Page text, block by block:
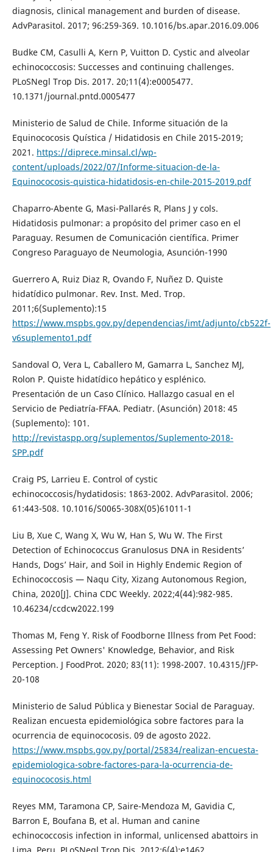
diagnosis, clinical management and burden of disease.
AdvParasitol. 2017; 96:259-369. 10.1016/bs.apar.2016.09.006
Budke CM, Casulli A, Kern P, Vuitton D. Cystic and alveolar
echinococcosis: Successes and continuing challenges.
PLoSNegl Trop Dis. 2017. 20;11(4):e0005477.
10.1371/journal.pntd.0005477
Ministerio de Salud de Chile. Informe situación de la
Equinococosis Quística / Hidatidosis en Chile 2015-2019;
2021. https://diprece.minsal.cl/wp-
content/uploads/2022/07/Informe-situacion-de-la-
Equinococosis-quistica-hidatidosis-en-chile-2015-2019.pdf
Chaparro-Abente G, Masi-Pallarés R, Plans J y cols.
Hidatidosis pulmonar: a propósito del primer caso en el
Paraguay. Resumen de Comunicación científica. Primer
Congreso Paraguayo de Neumologia, Asunción-1990
Guerrero A, Ruiz Diaz R, Ovando F, Nuñez D. Quiste
hidatídico pulmonar. Rev. Inst. Med. Trop.
2011;6(Suplemento):15
https://www.mspbs.gov.py/dependencias/imt/adjunto/cb522f-
v6suplemento1.pdf
Sandoval O, Vera L, Caballero M, Gamarra L, Sanchez MJ,
Rolon P. Quiste hidatídico hepático y esplénico.
Presentación de un Caso Clínico. Hallazgo casual en el
Servicio de Pediatría-FFAA. Pediatr. (Asunción) 2018: 45
(Suplemento): 101.
http://revistaspp.org/suplementos/Suplemento-2018-
SPP.pdf
Craig PS, Larrieu E. Control of cystic
echinococcosis/hydatidosis: 1863-2002. AdvParasitol. 2006;
61:443-508. 10.1016/S0065-308X(05)61011-1
Liu B, Xue C, Wang X, Wu W, Han S, Wu W. The First
Detection of Echinococcus Granulosus DNA in Residents’
Hands, Dogs’ Hair, and Soil in Highly Endemic Region of
Echinococcosis — Naqu City, Xizang Autonomous Region,
China, 2020[J]. China CDC Weekly. 2022;4(44):982-985.
10.46234/ccdcw2022.199
Thomas M, Feng Y. Risk of Foodborne Illness from Pet Food:
Assessing Pet Owners' Knowledge, Behavior, and Risk
Perception. J FoodProt. 2020; 83(11): 1998-2007. 10.4315/JFP-
20-108
Ministerio de Salud Pública y Bienestar Social de Paraguay.
Realizan encuesta epidemiológica sobre factores para la
ocurrencia de equinococosis. 09 de agosto 2022.
https://www.mspbs.gov.py/portal/25834/realizan-encuesta-
epidemiologica-sobre-factores-para-la-ocurrencia-de-
equinococosis.html
Reyes MM, Taramona CP, Saire-Mendoza M, Gavidia C,
Barron E, Boufana B, et al. Human and canine
echinococcosis infection in informal, unlicensed abattoirs in